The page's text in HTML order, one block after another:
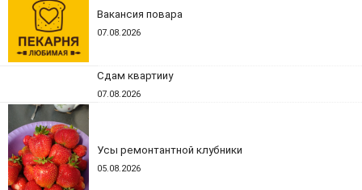
Вакансия повара
07.08.2026
Сдам квартииу
07.08.2026
Усы ремонтантной клубники
05.08.2026